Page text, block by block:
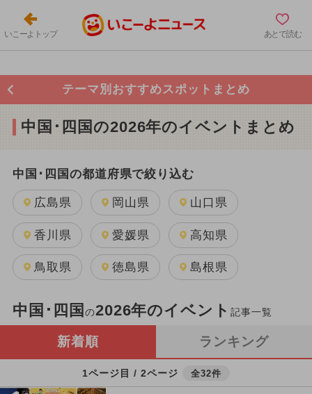
いこーよトップ あとで読む
テーマ別おすすめスポットまとめ
中国･四国の2026年のイベントまとめ
中国･四国の都道府県で絞り込む
広島県 岡山県 山口県
香川県 愛媛県 高知県
鳥取県 徳島県 島根県
中国･四国 の2026年のイベント記事一覧
新着順 ランキング
1ページ目 / 2ページ 全32件